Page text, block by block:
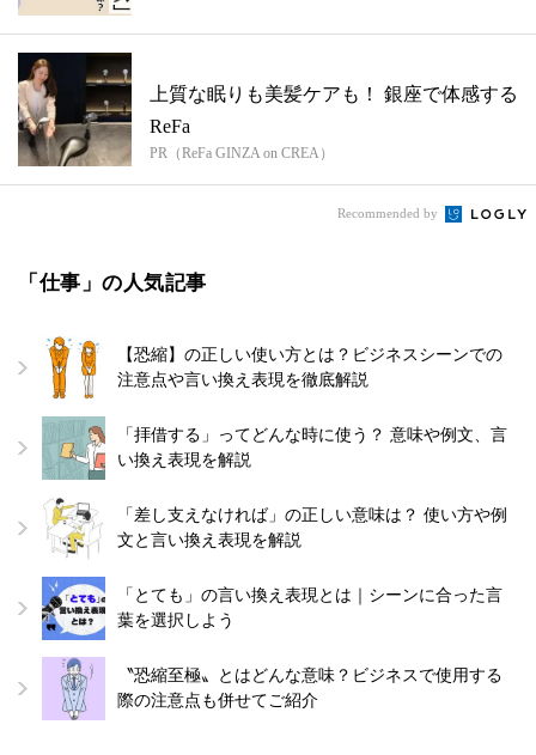
上質な眠りも美髪ケアも！ 銀座で体感する
ReFa
PR（ReFa GINZA on CREA）
Recommended by
「仕事」の人気記事
【恐縮】の正しい使い方とは？ビジネスシーンでの
注意点や言い換え表現を徹底解説
「拝借する」ってどんな時に使う？ 意味や例文、言
い換え表現を解説
「差し支えなければ」の正しい意味は？ 使い方や例
文と言い換え表現を解説
「とても」の言い換え表現とは｜シーンに合った言
葉を選択しよう
〝恐縮至極〟とはどんな意味？ビジネスで使用する
際の注意点も併せてご紹介